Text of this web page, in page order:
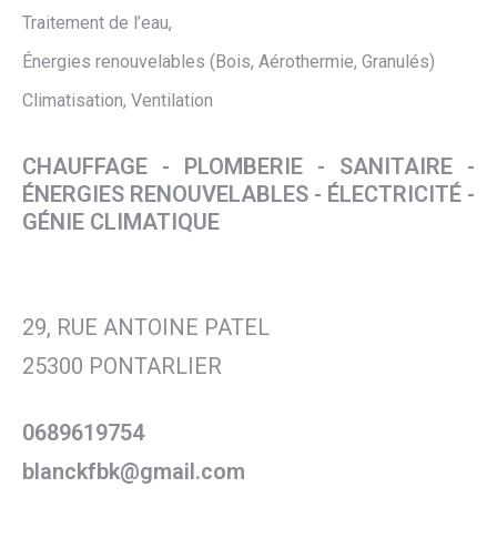
Traitement de l’eau,
Énergies renouvelables (Bois, Aérothermie, Granulés)
Climatisation, Ventilation
CHAUFFAGE - PLOMBERIE - SANITAIRE -
ÉNERGIES RENOUVELABLES - ÉLECTRICITÉ -
GÉNIE CLIMATIQUE
29, RUE ANTOINE PATEL
25300 PONTARLIER
0689619754
blanckfbk@gmail.com